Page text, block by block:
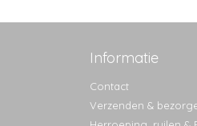
Informatie
Contact
Verzenden &